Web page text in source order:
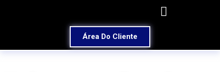
Área Do Cliente